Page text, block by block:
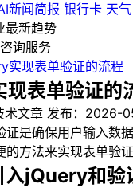
新闻简报 银行卡 天气
最新趋势
询服务
实现表单验证的流程
表单验证的
术文章 发布： 2026-
证是确保用户输入数
方法来实现表单验
入jQuery和验